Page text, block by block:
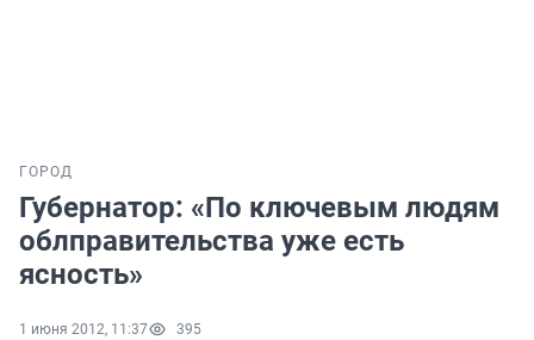
ГОРОД
Губернатор: «По ключевым людям
облправительства уже есть
ясность»
1 июня 2012, 11:37 395